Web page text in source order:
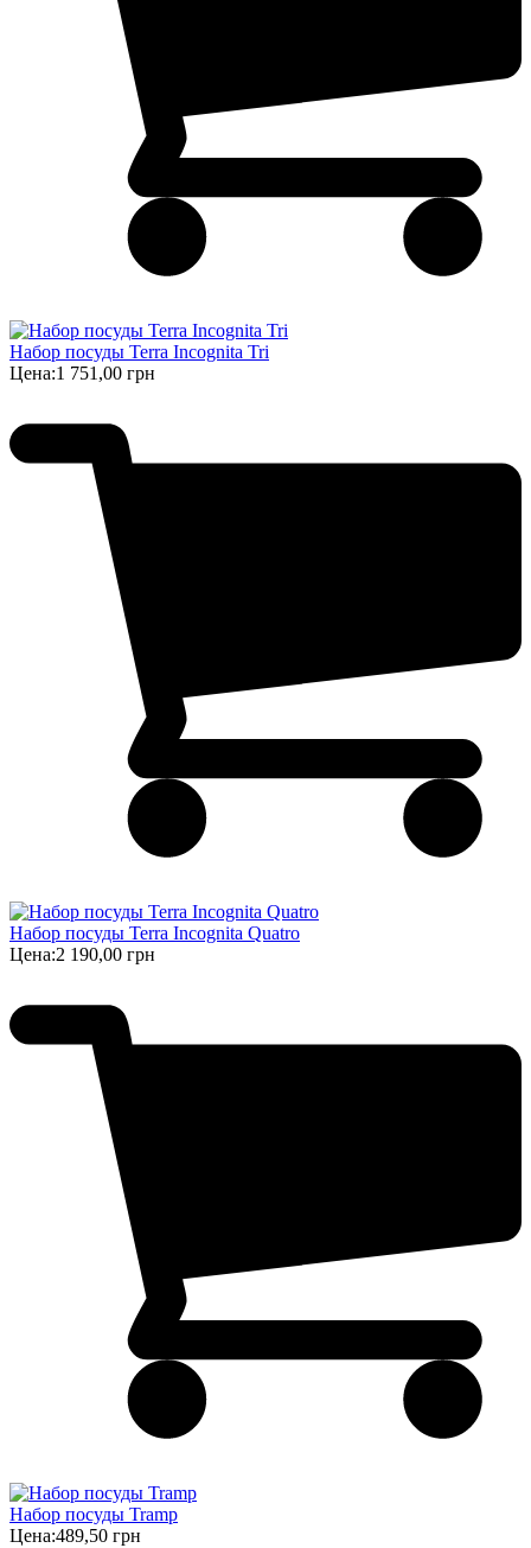
Набор посуды Terra Incognita Tri
Цена:1 751,00 грн
Набор посуды Terra Incognita Quatro
Цена:2 190,00 грн
Набор посуды Tramp
Цена:489,50 грн